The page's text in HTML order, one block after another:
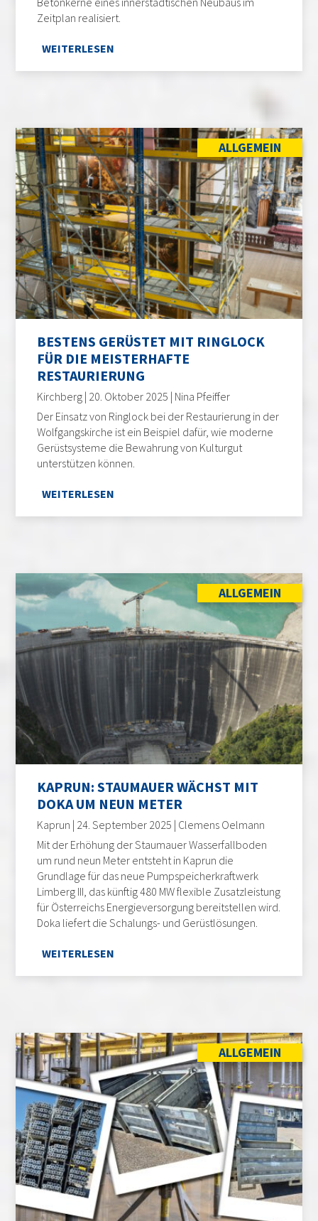
Zeitplan realisiert.
WEITERLESEN
ALLGEMEIN
BESTENS GERÜSTET MIT RINGLOCK
FÜR DIE MEISTERHAFTE
RESTAURIERUNG
Kirchberg | 20. Oktober 2025 | Nina Pfeiffer
Der Einsatz von Ringlock bei der Restaurierung in der
Wolfgangskirche ist ein Beispiel dafür, wie moderne
Gerüstsysteme die Bewahrung von Kulturgut
unterstützen können.
WEITERLESEN
ALLGEMEIN
KAPRUN: STAUMAUER WÄCHST MIT
DOKA UM NEUN METER
Kaprun | 24. September 2025 | Clemens Oelmann
Mit der Erhöhung der Staumauer Wasserfallboden
um rund neun Meter entsteht in Kaprun die
Grundlage für das neue Pumpspeicherkraftwerk
Limberg III, das künftig 480 MW flexible Zusatzleistung
für Österreichs Energieversorgung bereitstellen wird.
Doka liefert die Schalungs- und Gerüstlösungen.
WEITERLESEN
ALLGEMEIN